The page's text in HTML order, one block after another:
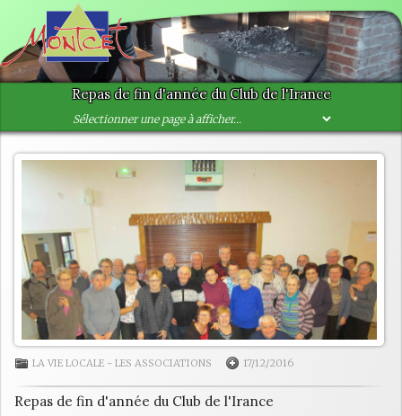
Repas de fin d'année du Club de l'Irance
LA VIE LOCALE - LES ASSOCIATIONS 17/12/2016
Repas de fin d'année du Club de l'Irance